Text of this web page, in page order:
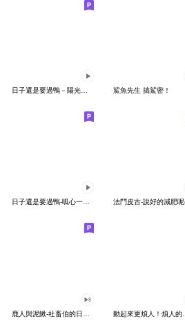
鯊魚先生 搞鯊密！
日子還是要過鴨-呱心一下鴨